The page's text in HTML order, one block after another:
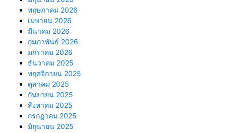
พฤษภาคม 2026
เมษายน 2026
มีนาคม 2026
กุมภาพันธ์ 2026
มกราคม 2026
ธันวาคม 2025
พฤศจิกายน 2025
ตุลาคม 2025
กันยายน 2025
สิงหาคม 2025
กรกฎาคม 2025
มิถุนายน 2025